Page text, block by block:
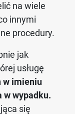
na wiele
innymi
procedury.
jak
usługę
w imieniu
w wypadku.
się